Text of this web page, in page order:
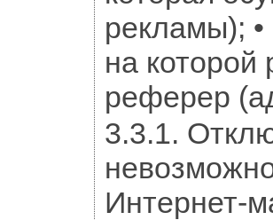
рекламы);
на которой
реферер
3.3.1.
Интернет-